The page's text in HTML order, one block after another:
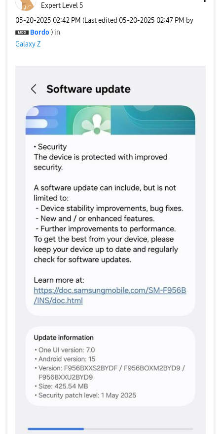
Expert Level 5
‎05-20-2025 02:42 PM (Last edited ‎05-20-2025 02:47 PM by
Bordo ) in
Galaxy Z